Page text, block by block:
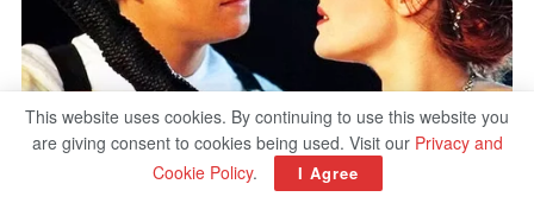
This website uses cookies. By continuing to use this website you
are giving consent to cookies being used. Visit our Privacy and
Cookie Policy. I Agree